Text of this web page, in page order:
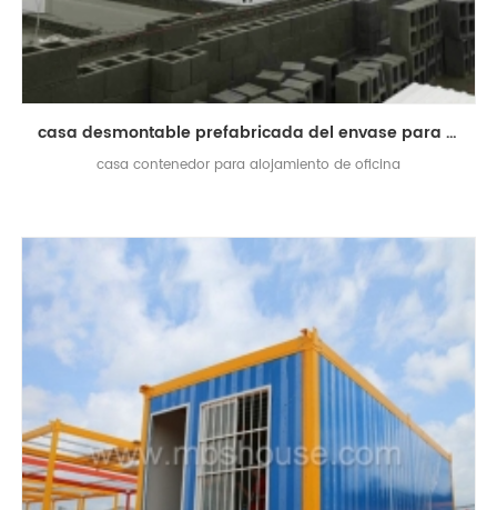
casa desmontable prefabricada del envase para el alojamiento de la tienda de la oficina
casa contenedor para alojamiento de oficina